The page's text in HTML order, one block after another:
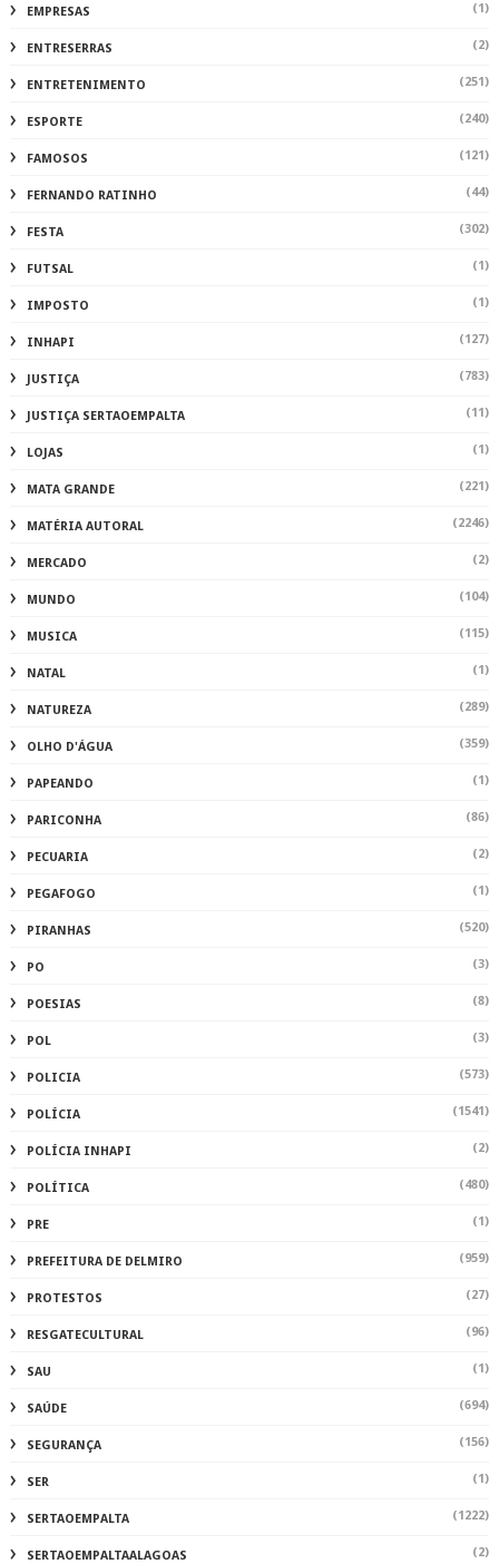
EMPRESAS (1)
ENTRESERRAS (2)
ENTRETENIMENTO (251)
ESPORTE (240)
FAMOSOS (121)
FERNANDO RATINHO (44)
FESTA (302)
FUTSAL (1)
IMPOSTO (1)
INHAPI (127)
JUSTIÇA (783)
JUSTIÇA SERTAOEMPALTA (11)
LOJAS (1)
MATA GRANDE (221)
MATÉRIA AUTORAL (2246)
MERCADO (2)
MUNDO (104)
MUSICA (115)
NATAL (1)
NATUREZA (289)
OLHO D'ÁGUA (359)
PAPEANDO (1)
PARICONHA (86)
PECUARIA (2)
PEGAFOGO (1)
PIRANHAS (520)
PO (3)
POESIAS (8)
POL (3)
POLICIA (573)
POLÍCIA (1541)
POLÍCIA INHAPI (2)
POLÍTICA (480)
PRE (1)
PREFEITURA DE DELMIRO (959)
PROTESTOS (27)
RESGATECULTURAL (96)
SAU (1)
SAÚDE (694)
SEGURANÇA (156)
SER (1)
SERTAOEMPALTA (1222)
SERTAOEMPALTAALAGOAS (2)